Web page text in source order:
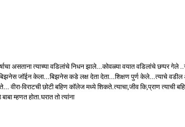
असताना त्याच्या वडिलांचे निधन झाले...कोवळ्या वयात वडिलांचे छप्पर गेले
बिझनेस जॉईन केला...बिझनेस कडे लक्ष देता देता...शिक्षण पुर्ण केले...त्याचे
विराटची छोटी बहिण कॉलेज मध्ये शिकते.त्याचा,जीव कि,प्राण त्याची
म्हणत होता.घरात तो त्यांना